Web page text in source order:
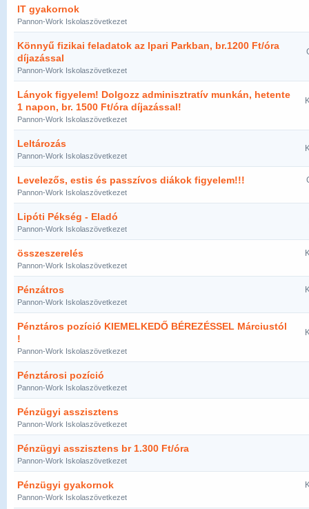
IT gyakornok
Pannon-Work Iskolaszövetkezet
Könnyű fizikai feladatok az Ipari Parkban, br.1200 Ft/óra
díjazással
Pannon-Work Iskolaszövetkezet
Lányok figyelem! Dolgozz adminisztratív munkán, hetente
1 napon, br. 1500 Ft/óra díjazással!
Pannon-Work Iskolaszövetkezet
Leltározás
Pannon-Work Iskolaszövetkezet
Levelezős, estis és passzívos diákok figyelem!!!
Pannon-Work Iskolaszövetkezet
Lipóti Pékség - Eladó
Pannon-Work Iskolaszövetkezet
összeszerelés
Pannon-Work Iskolaszövetkezet
Pénzátros
Pannon-Work Iskolaszövetkezet
Pénztáros pozíció KIEMELKEDŐ BÉREZÉSSEL Márciustól
!
Pannon-Work Iskolaszövetkezet
Pénztárosi pozíció
Pannon-Work Iskolaszövetkezet
Pénzügyi asszisztens
Pannon-Work Iskolaszövetkezet
Pénzügyi asszisztens br 1.300 Ft/óra
Pannon-Work Iskolaszövetkezet
Pénzügyi gyakornok
Pannon-Work Iskolaszövetkezet